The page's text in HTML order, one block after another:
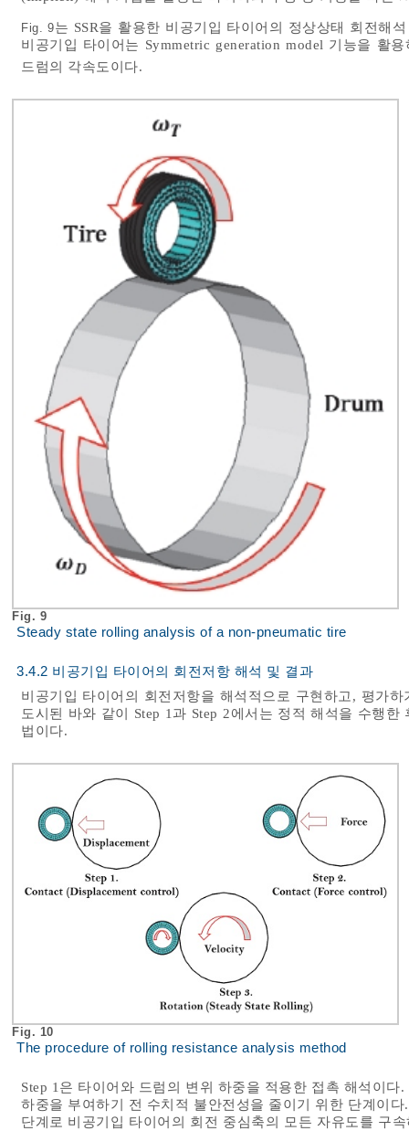
Fig. 9는 SSR을 활용한 비공기입 타이어의 정상상태 회전해
비공기입 타이어는 Symmetric generation model 기능을 활
드럼의 각속도이다.
Fig. 9
Steady state rolling analysis of a non-pneumatic tire
3.4.2 비공기입 타이어의 회전저항 해석 및 결과
비공기입 타이어의 회전저항을 해석적으로 구현하고, 평가
도시된 바와 같이 Step 1과 Step 2에서는 정적 해석을 수행
법이다.
Fig. 10
The procedure of rolling resistance analysis method
Step 1은 타이어와 드럼의 변위 하중을 적용한 접촉 해석이
하중을 부여하기 전 수치적 불안전성을 줄이기 위한 단계이
단계로 비공기입 타이어의 회전 중심축의 모든 자유도를 구